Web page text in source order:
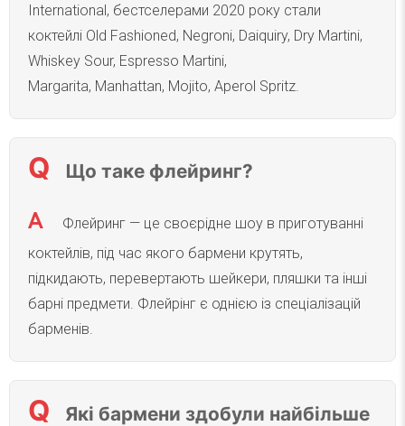
International, бестселерами 2020 року стали
коктейлі Old Fashioned, Negroni, Daiquiry, Dry Martini,
Whiskey Sour, Espresso Martini,
Margarita, Manhattan, Mojito, Aperol Spritz.
Що таке флейринг?
Флейринг — це своєрідне шоу в приготуванні
коктейлів, під час якого бармени крутять,
підкидають, перевертають шейкери, пляшки та інші
барні предмети. Флейрінг є однією із спеціалізацій
барменів.
Які бармени здобули найбільше